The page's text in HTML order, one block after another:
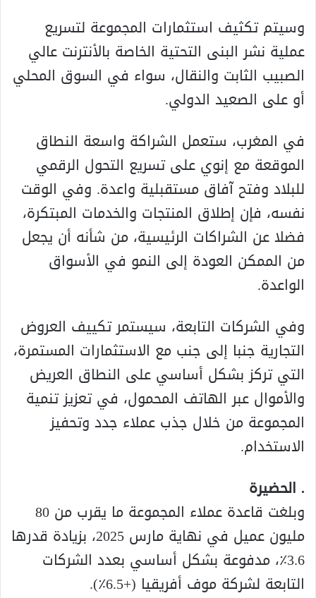
وسيتم تكثيف استثمارات المجموعة لتسريع
عملية نشر البنى التحتية الخاصة بالأنترنت عالي
الصبيب الثابت والنقال، سواء في السوق المحلي
أو على الصعيد الدولي.
في المغرب، ستعمل الشراكة واسعة النطاق
الموقعة مع إنوي على تسريع التحول الرقمي
للبلاد وفتح آفاق مستقبلية واعدة. وفي الوقت
نفسه، فإن إطلاق المنتجات والخدمات المبتكرة،
فضلا عن الشراكات الرئيسية، من شأنه أن يجعل
من الممكن العودة إلى النمو في الأسواق
الواعدة.
وفي الشركات التابعة، سيستمر تكييف العروض
التجارية جنبا إلى جنب مع الاستثمارات المستمرة،
التي تركز بشكل أساسي على النطاق العريض
والأموال عبر الهاتف المحمول، في تعزيز تنمية
المجموعة من خلال جذب عملاء جدد وتحفيز
الاستخدام.
. الحضيرة
وبلغت قاعدة عملاء المجموعة ما يقرب من 80
مليون عميل في نهاية مارس 2025، بزيادة قدرها
3.6٪، مدفوعة بشكل أساسي بعدد الشركات
التابعة لشركة موف أفريقيا (+6.5٪).